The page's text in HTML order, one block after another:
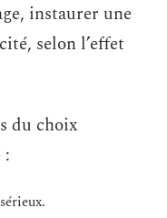
instaurer une
selon l’effet
du choix
: